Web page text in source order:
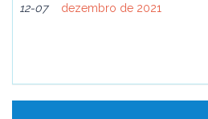
12-07
dezembro de 2021